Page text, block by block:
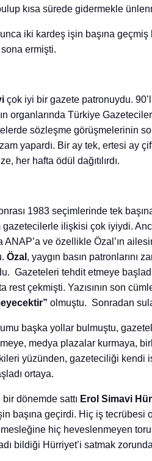
kısa sürede gidermekle
iki kardeş işin başına
sona ermişti.
çok iyi bir gazete patronuydu.
organlarında Türkiye
sözleşme görüşmelerinin
yapardı. Bir ay tek, ertesi ay
her hafta ödül dağıtılırdı.
1983 seçimlerinde tek
gazetecilerle ilişkisi çok iyiydi.
ANAP’a ve özellikle Özal’ın
Özal , yaygın basın patronlarını
Gazeteleri tehdit etmeye
rest çekmişti. Yazısının son
olmuştu. Sonradan
başka yollar bulmuştu,
medya plazalar kurmaya,
yüzünden, gazeteciliği kendi
ortaya.
bir dönemde sattı Erol Simavi
başına geçirdi. Hiç iş tecrübesi
hiç heveslenmeyen
bildiği Hürriyet’i satmak